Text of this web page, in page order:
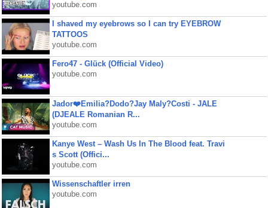
youtube.com
I shaved my eyebrows so I can try EYEBROW
TATTOOS
youtube.com
Fero47 - Glück (Official Video)
youtube.com
Jador❤️Emilia?Dodo?Jay Maly?Costi - JALE
(DJEALE Romanian R...
youtube.com
Kanye West – Wash Us In The Blood feat. Travi
s Scott (Offici...
youtube.com
Wissenschaftler irren
youtube.com